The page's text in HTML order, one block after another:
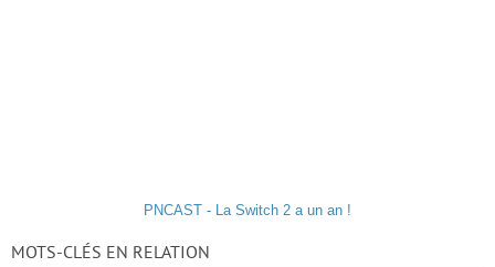
PNCAST - La Switch 2 a un an !
MOTS-CLÉS EN RELATION